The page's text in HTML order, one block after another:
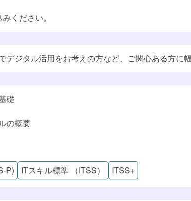
ください。
ジタル活用をお考えの方など、ご関心ある方に
礎
の概要
P) ITスキル標準 （ITSS） ITSS+
座で学べる知識・スキル
モデル・プロセス